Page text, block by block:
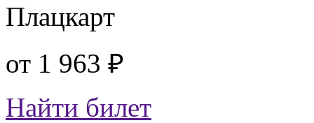
Плацкарт
от 1 963 ₽
Найти билет